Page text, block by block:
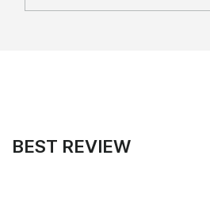
BEST REVIEW